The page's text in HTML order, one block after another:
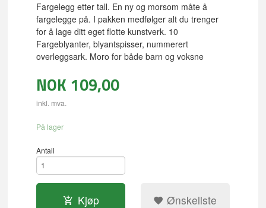
Fargelegg etter tall. En ny og morsom måte å
fargelegge på. I pakken medfølger alt du trenger
for å lage ditt eget flotte kunstverk. 10
Fargeblyanter, blyantspisser, nummerert
overleggsark. Moro for både barn og voksne
NOK 109,00
inkl. mva.
På lager
Antall
Kjøp Ønskeliste